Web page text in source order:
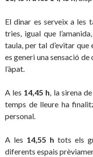
El dinar es serveix a les
tries, igual que
taula, per tal d’evitar que
es generi una sensació
l’àpat.
A les 14,45 h, la sirena
temps de lleure ha
personal.
A les 14,55 h tots els
diferents espais